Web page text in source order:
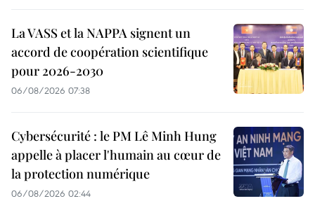
La VASS et la NAPPA signent un
accord de coopération scientifique
pour 2026-2030
06/08/2026 07:38
Cybersécurité : le PM Lê Minh Hung
appelle à placer l'humain au cœur de
la protection numérique
06/08/2026 02:44